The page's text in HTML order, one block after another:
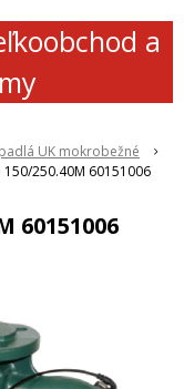
a
UK mokrobežné
150/250.40M 60151006
60151006